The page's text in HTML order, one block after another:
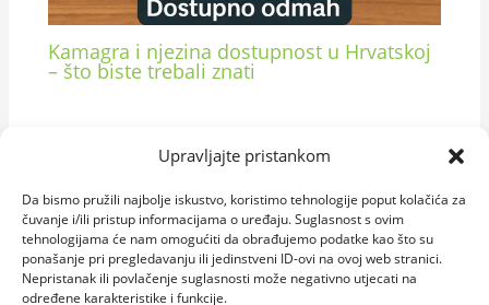
Upravljajte pristankom
Da bismo pružili najbolje iskustvo, koristimo tehnologije poput kolačića za
čuvanje i/ili pristup informacijama o uređaju. Suglasnost s ovim
tehnologijama će nam omogućiti da obrađujemo podatke kao što su
ponašanje pri pregledavanju ili jedinstveni ID-ovi na ovoj web stranici.
Nepristanak ili povlačenje suglasnosti može negativno utjecati na
određene karakteristike i funkcije.
Kamagra i njezina dostupnost u Hrvatskoj
– što biste trebali znati